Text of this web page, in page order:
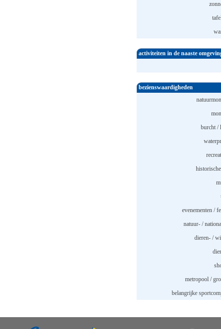
activiteiten in de naaste
bezienswaardigheden
burcht /
evenementen /
natuur- /
dieren- /
metropool /
belangrijke